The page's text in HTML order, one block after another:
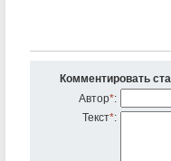
Комментировать
Автор*:
Текст*: